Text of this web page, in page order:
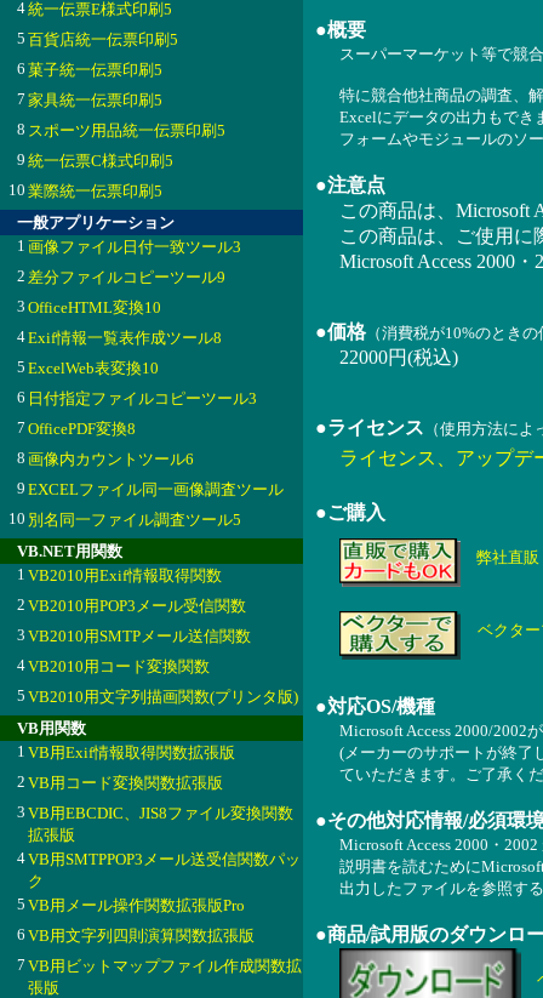
4統一伝票E様式印刷5
5 百貨店統一伝票印刷5
6 菓子統一伝票印刷5
7 家具統一伝票印刷5
8 スポーツ用品統一伝票印刷5
9 統一伝票C様式印刷5
10 業際統一伝票印刷5
一般アプリケーション
1 画像ファイル日付一致ツール3
2 差分ファイルコピーツール9
3 OfficeHTML変換10
4Exif情報一覧表作成ツール8
5 ExcelWeb表変換10
6 日付指定ファイルコピーツール3
7 OfficePDF変換8
8 画像内カウントツール6
9 EXCELファイル同一画像調査ツール
10 別名同一ファイル調査ツール5
VB.NET用関数
1 VB2010用Exif情報取得関数
2 VB2010用POP3メール受信関数
3 VB2010用SMTPメール送信関数
4VB2010用コード変換関数
5 VB2010用文字列描画関数(プリンタ版)
VB用関数
1 VB用Exif情報取得関数拡張版
2 VB用コード変換関数拡張版
3 VB用EBCDIC、JIS8ファイル変換関数
拡張版
4VB用SMTPPOP3メール送受信関数パッ
ク
5 VB用メール操作関数拡張版Pro
6 VB用文字列四則演算関数拡張版
7 VB用ビットマップファイル作成関数拡
張版
●概要
スーパーマーケット等で競
特に競合他社商品の調査、
Excelにデータの出力もでき
フォームやモジュールのソ
●注意点
この商品は、Microsoft
この商品は、ご使用に
Microsoft Access 2000
●価格（消費税が10%のとき
22000円(税込)
●ライセンス （使用方法に
ライセンス、アップデ
●ご購入
弊社直販
ベクタ
●対応OS/機種
Microsoft Access 2000/2002
(メーカーのサポートが終了
ていただきます。ご了承く
●その他対応情報/必須環
Microsoft Access 2000・
説明書を読むために
出力したファイルを参照す
●商品/試用版のダウンロ